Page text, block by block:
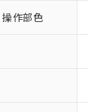
操作部色